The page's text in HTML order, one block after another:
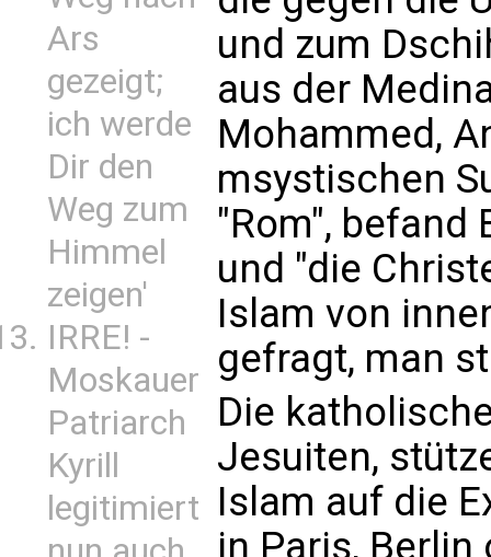
Ars
gezeigt;
ich werde
Dir den
Weg zum
Himmel
zeigen'
IRRE! -
Moskauer
Patriarch
Kyrill
legitimiert
und zum
aus der
Mohammed,
msystischen
"Rom", befand
und "die
Islam von
gefragt, man
Die
Jesuiten,
Islam auf die
in Paris,